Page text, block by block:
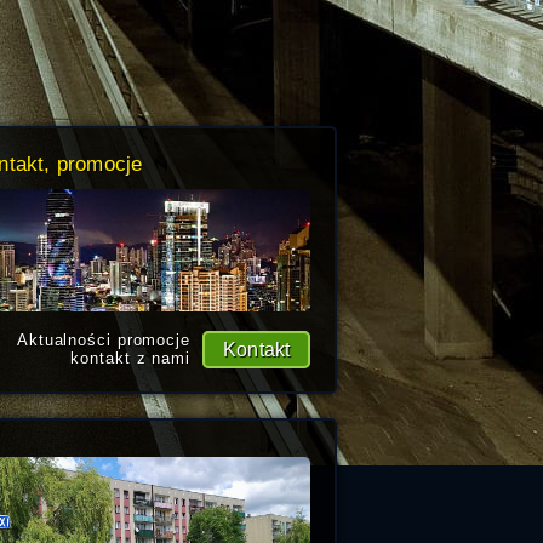
promocje
Kontakt
Aktualności promocje
kontakt z nami